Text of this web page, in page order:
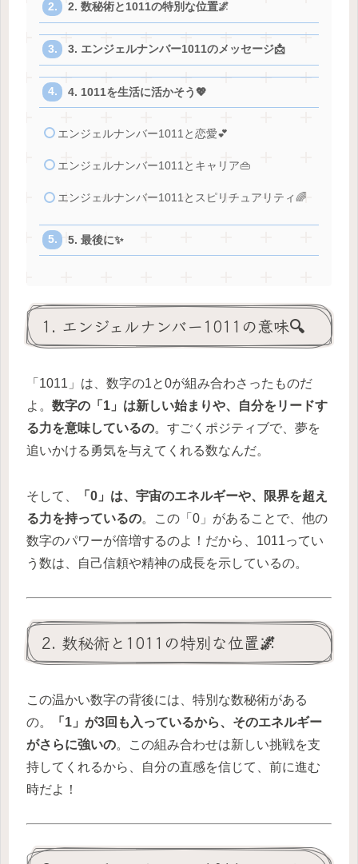
2. 数秘術と1011の特別な位置🌌
3. エンジェルナンバー1011のメッセージ📩
4. 1011を生活に活かそう💖
エンジェルナンバー1011と恋愛💕
エンジェルナンバー1011とキャリア👜
エンジェルナンバー1011とスピリチュアリティ🌈
5. 最後に✨
1. エンジェルナンバー1011の意味🔍
「1011」は、数字の1と0が組み合わさったものだ
よ。 数字の「1」は新しい始まりや、自分をリードす
る力を意味しているの。すごくポジティブで、夢を
追いかける勇気を与えてくれる数なんだ。
そして、
「0」は、宇宙のエネルギーや、限界を超え
る力を持っているの。この「0」があることで、他の
数字のパワーが倍増するのよ！だから、1011ってい
う数は、自己信頼や精神の成長を示しているの。
2. 数秘術と1011の特別な位置🌌
この温かい数字の背後には、特別な数秘術がある
の。
「1」が3回も入っているから、そのエネルギー
がさらに強いの。この組み合わせは新しい挑戦を支
持してくれるから、自分の直感を信じて、前に進む
時だよ！